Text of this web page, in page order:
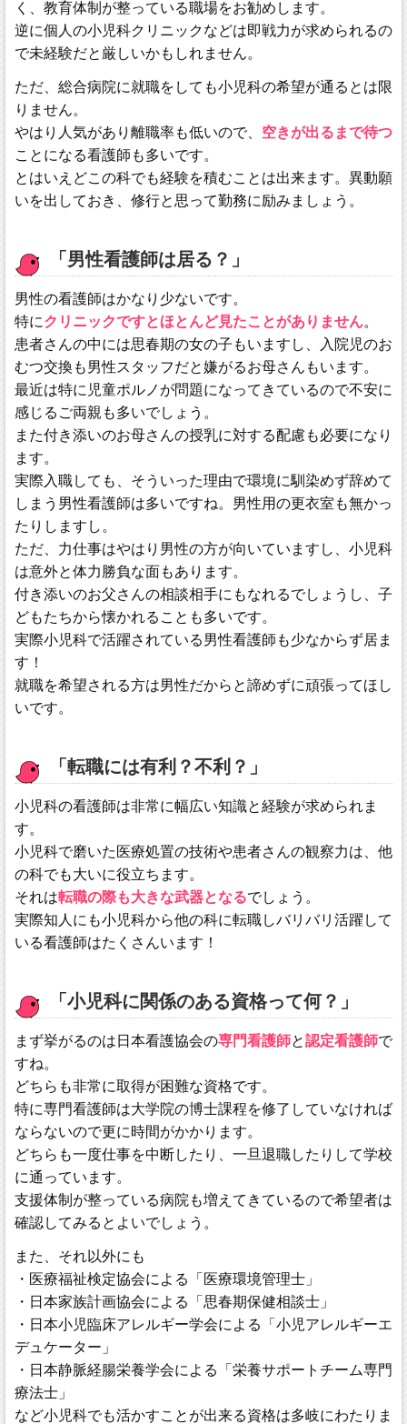
く、教育体制が整っている職場をお勧めします。
逆に個人の小児科クリニックなどは即戦力が求められるの
で未経験だと厳しいかもしれません。
ただ、総合病院に就職をしても小児科の希望が通るとは限
りません。
やはり人気があり離職率も低いので、 空きが出るまで待つ
ことになる看護師も多いです。
とはいえどこの科でも経験を積むことは出来ます。異動願
いを出しておき、修行と思って勤務に励みましょう。
「男性看護師は居る？」
男性の看護師はかなり少ないです。
特にクリニックですとほとんど見たことがありません。
患者さんの中には思春期の女の子もいますし、入院児のお
むつ交換も男性スタッフだと嫌がるお母さんもいます。
最近は特に児童ポルノが問題になってきているので不安に
感じるご両親も多いでしょう。
また付き添いのお母さんの授乳に対する配慮も必要になり
ます。
実際入職しても、そういった理由で環境に馴染めず辞めて
しまう男性看護師は多いですね。男性用の更衣室も無かっ
たりしますし。
ただ、力仕事はやはり男性の方が向いていますし、小児科
は意外と体力勝負な面もあります。
付き添いのお父さんの相談相手にもなれるでしょうし、子
どもたちから懐かれることも多いです。
実際小児科で活躍されている男性看護師も少なからず居ま
す！
就職を希望される方は男性だからと諦めずに頑張ってほし
いです。
「転職には有利？不利？」
小児科の看護師は非常に幅広い知識と経験が求められま
す。
小児科で磨いた医療処置の技術や患者さんの観察力は、他
の科でも大いに役立ちます。
それは転職の際も大きな武器となるでしょう。
実際知人にも小児科から他の科に転職しバリバリ活躍して
いる看護師はたくさんいます！
「小児科に関係のある資格って何？」
まず挙がるのは日本看護協会の専門看護師と認定看護師で
すね。
どちらも非常に取得が困難な資格です。
特に専門看護師は大学院の博士課程を修了していなければ
ならないので更に時間がかかります。
どちらも一度仕事を中断したり、一旦退職したりして学校
に通っています。
支援体制が整っている病院も増えてきているので希望者は
確認してみるとよいでしょう。
また、それ以外にも
・医療福祉検定協会による「医療環境管理士」
・日本家族計画協会による「思春期保健相談士」
・日本小児臨床アレルギー学会による「小児アレルギーエ
デュケーター」
・日本静脈経腸栄養学会による「栄養サポートチーム専門
療法士」
など小児科でも活かすことが出来る資格は多岐にわたりま